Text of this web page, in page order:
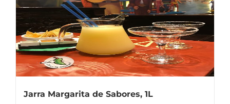
Jarra Margarita de Sabores, 1L